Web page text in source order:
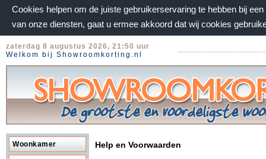
Cookies helpen om de juiste gebruikerservaring te hebben bij
van onze diensten, gaat u ermee akkoord dat wij cookies
zaterdag 8 augustus 2026, 21:50 uur
Welkom bij Showroomkorting.nl
Woonkamer Help en Voorwaarden